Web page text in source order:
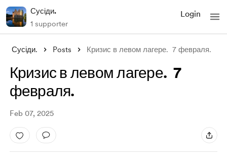
Сусіди.
1 supporter
Login
Сусіди. Posts Кризис в левом лагере. 7 февраля.
Кризис в левом лагере. 7
февраля.
Feb 07, 2025